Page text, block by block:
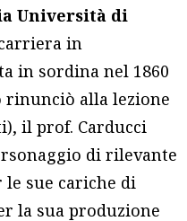
Università di
in
in sordina nel 1860
rinunciò alla lezione
il prof. Carducci
di rilevante
sue cariche di
la sua produzione